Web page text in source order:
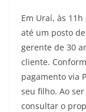
Em Uraí, às
até um posto
gerente de 30
cliente.
pagamento via
seu filho. Ao
consultar o